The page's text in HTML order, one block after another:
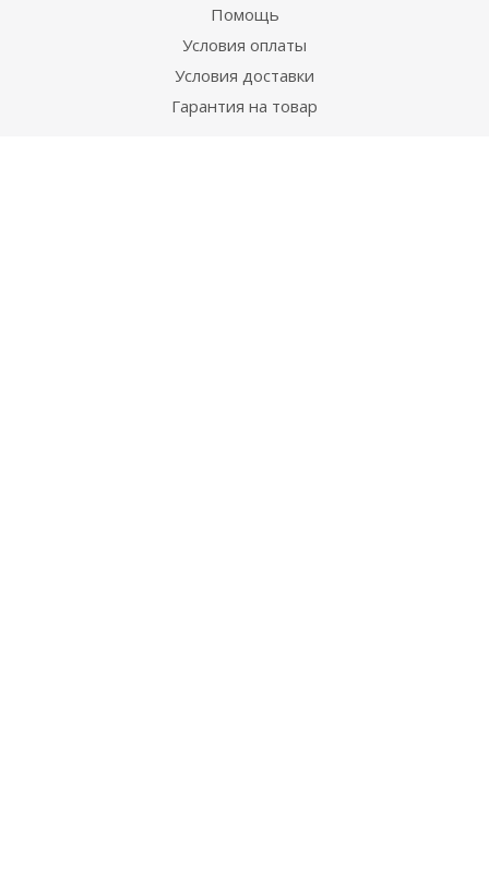
Помощь
Условия оплаты
Условия доставки
Гарантия на товар